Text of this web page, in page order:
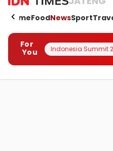
HomeFoodNewsSport
For
You
Indonesia Summit